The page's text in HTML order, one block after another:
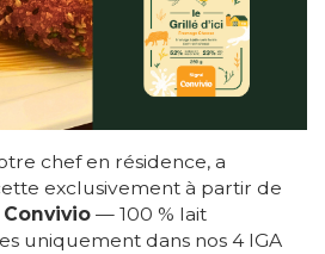
chef en résidence, a
exclusivement à partir de
— 100 % lait
uniquement dans nos 4 IGA